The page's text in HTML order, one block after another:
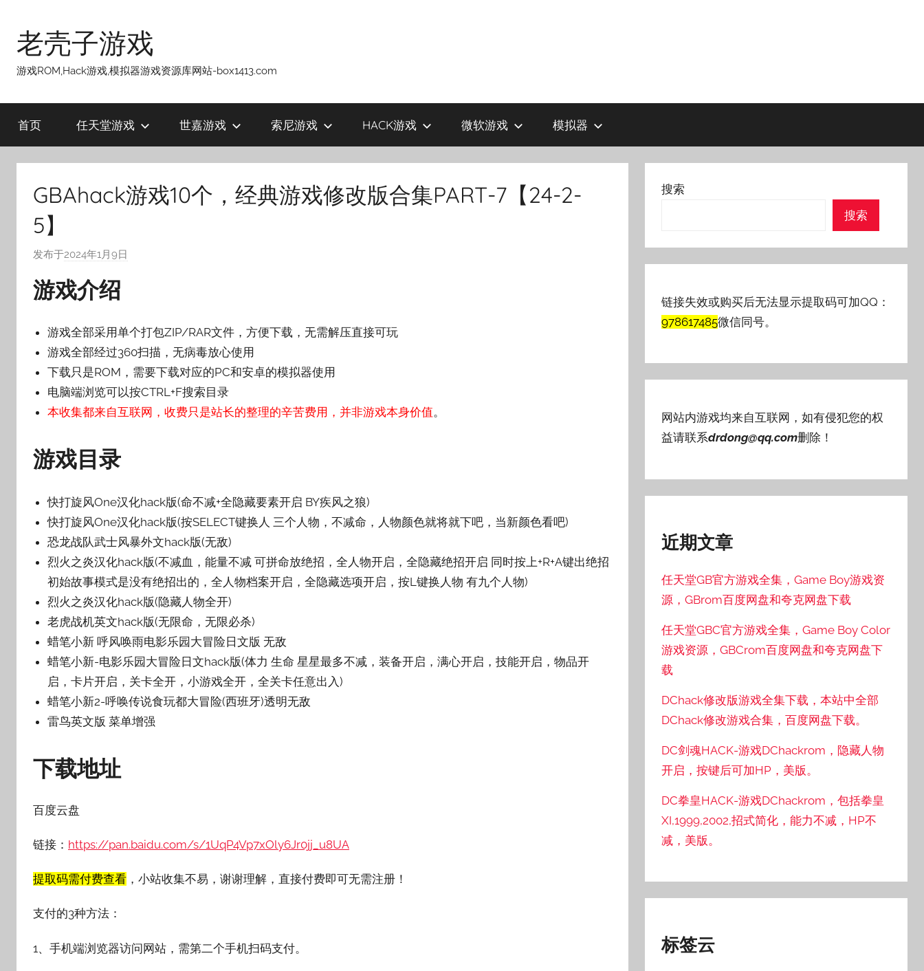
老壳子游戏
游戏ROM,Hack游戏,模拟器游戏资源库网站-box1413.com
首页 任天堂游戏 世嘉游戏 索尼游戏 HACK游戏 微软游戏 模拟器
GBAhack游戏10个，经典游戏修改版合集PART-7【24-2-
5】
发布于2024年1月9日
壳
游戏介绍
游戏全部采用单个打包ZIP/RAR文件，方便下载，无需解压直接可玩
游戏全部经过360扫描，无病毒放心使用
下载只是ROM，需要下载对应的PC和安卓的模拟器使用
电脑端浏览可以按CTRL+F搜索目录
本收集都来自互联网，收费只是站长的整理的辛苦费用，并非游戏本身价值。
游戏目录
快打旋风One汉化hack版(命不减+全隐藏要素开启 BY疾风之狼)
快打旋风One汉化hack版(按SELECT键换人 三个人物，不减命，人物颜色就将就下吧，当新颜色看吧)
恐龙战队武士风暴外文hack版(无敌)
烈火之炎汉化hack版(不减血，能量不减 可拼命放绝招，全人物开启，全隐藏绝招开启 同时按上+R+A键出绝招
初始故事模式是没有绝招出的，全人物档案开启，全隐藏选项开启，按L键换人物 有九个人物)
烈火之炎汉化hack版(隐藏人物全开)
老虎战机英文hack版(无限命，无限必杀)
蜡笔小新 呼风唤雨电影乐园大冒险日文版 无敌
蜡笔小新-电影乐园大冒险日文hack版(体力 生命 星星最多不减，装备开启，满心开启，技能开启，物品开
启，卡片开启，关卡全开，小游戏全开，全关卡任意出入)
蜡笔小新2-呼唤传说食玩都大冒险(西班牙)透明无敌
雷鸟英文版 菜单增强
下载地址
百度云盘
链接： https://pan.baidu.com/s/1UqP4Vp7xOly6Jr0jj_u8UA
提取码需付费查看 ，小站收集不易，谢谢理解，直接付费即可无需注册！
支付的3种方法：
1、手机端浏览器访问网站，需第二个手机扫码支付。
搜索
搜索
链接失效或购买后无法显示提取码可加QQ：
978617485微信同号。
网站内游戏均来自互联网，如有侵犯您的权
益请联系drdong@qq.com删除！
近期文章
任天堂GB官方游戏全集，Game Boy游戏资
源，GBrom百度网盘和夸克网盘下载
任天堂GBC官方游戏全集，Game Boy Color
游戏资源，GBCrom百度网盘和夸克网盘下
载
DChack修改版游戏全集下载，本站中全部
DChack修改游戏合集，百度网盘下载。
DC剑魂HACK-游戏DChackrom，隐藏人物
开启，按键后可加HP，美版。
DC拳皇HACK-游戏DChackrom，包括拳皇
XI,1999,2002,招式简化，能力不减，HP不
减，美版。
标签云